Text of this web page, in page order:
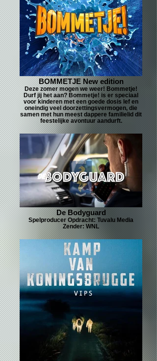
BOMMETJE New edition
Deze zomer mogen we weer! Bommetje!
Durf jij het aan? Bommetje! is er speciaal
voor kinderen met een goede dosis lef en
oneindig veel doorzettingsvermogen, die
samen met hun meest dappere familielid dit
feestelijke avontuur aandurft.
De Bodyguard
Spelproducer Opdracht: Tuvalu Media
Zender: WNL